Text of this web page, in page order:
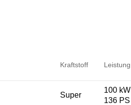
Kraftstoff Leistung
Super
100 kW
136 PS